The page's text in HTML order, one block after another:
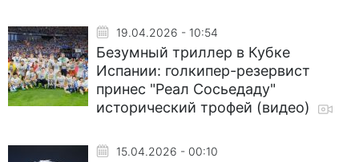
19.04.2026 - 10:54
Безумный триллер в Кубке
Испании: голкипер-резервист
принес "Реал Сосьедаду"
исторический трофей (видео)
15.04.2026 - 00:10